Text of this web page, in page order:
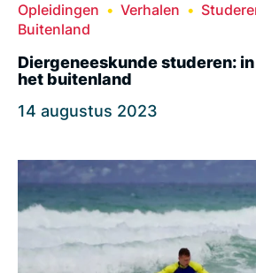
Opleidingen Verhalen
Buitenland
Diergeneeskunde studeren:
het buitenland
14 augustus 2023